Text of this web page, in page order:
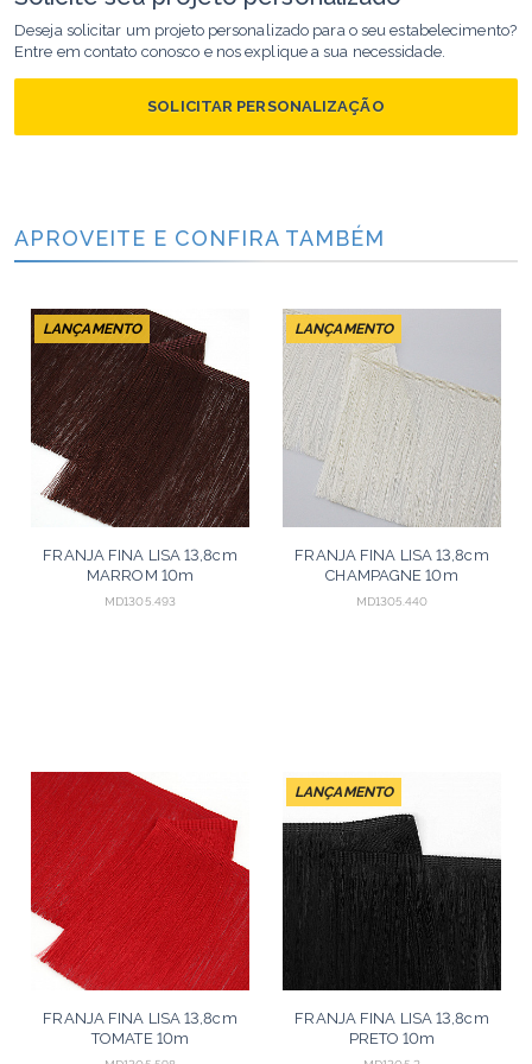
Deseja solicitar um projeto personalizado para o seu estabelecimento?
Entre em contato conosco e nos explique a sua necessidade.
SOLICITAR PERSONALIZAÇÃO
APROVEITE E CONFIRA TAMBÉM
LANÇAMENTO
FRANJA FINA LISA 13,8cm
MARROM 10m
MD1305.493
LANÇAMENTO
FRANJA FINA LISA 13,8cm
CHAMPAGNE 10m
MD1305.440
FRANJA FINA LISA 13,8cm
TOMATE 10m
LANÇAMENTO
FRANJA FINA LISA 13,8cm
PRETO 10m